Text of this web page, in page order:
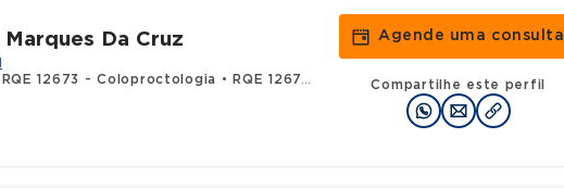
Marques Da Cruz
RQE 12673 - Coloproctologia •
RQE 12674 - Cirurgia geral
Agende uma consulta
Compartilhe este perfil